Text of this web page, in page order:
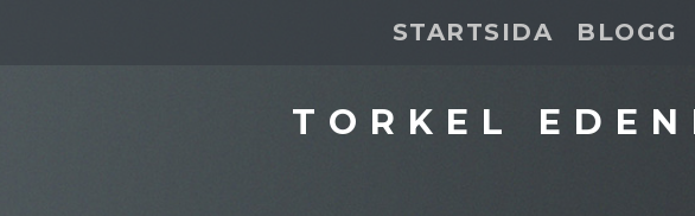
STARTSIDA BLOGG
TORKEL